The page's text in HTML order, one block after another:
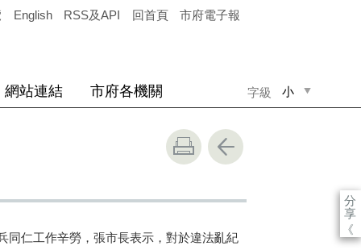
English RSS及API 回首頁 市府電子報
字級 小
網站連結 市府各機關
分
享
《
同仁工作辛勞，張市長表示，對於違法亂紀